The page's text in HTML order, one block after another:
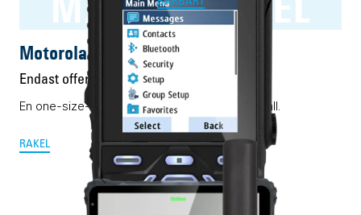
BÄRBART
Motorola MXP600 RAKEL
Endast offert
En one-size-fits-all Rakelmobil. Nästan i alla fall.
RAKEL